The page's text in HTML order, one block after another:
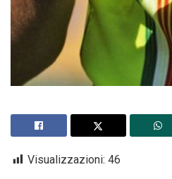
Visualizzazioni: 46